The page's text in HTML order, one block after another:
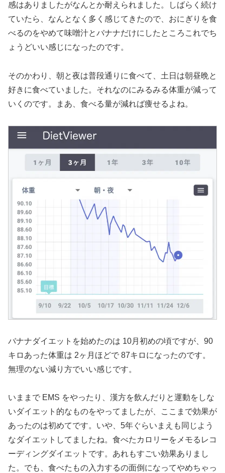
感はありましたがなんとか耐えられました。しばらく続け
ていたら、なんとなく多く感じてきたので、おにぎりを食
べるのをやめて味噌汁とバナナだけにしたところこれでち
ょうどいい感じになったのです。
そのかわり、朝と夜は普段通りに食べて、土日は朝昼晩と
好きに食べていました。それなのにみるみる体重が減って
いくのです。まあ、食べる量が減れば痩せるよね。
バナナダイエットを始めたのは 10月初めの頃ですが、90
キロあった体重は 2ヶ月ほどで 87キロになったのです。
無理のない減り方でいい感じです。
いままで EMS をやったり、漢方を飲んだりと運動をしな
いダイエット的なものをやってましたが、ここまで効果が
あったのは初めてです。いや、5年ぐらいまえも同じよう
なダイエットしてましたね。食べたカロリーをメモるレコ
ーディングダイエットです。あれもすごい効果ありまし
た。でも、食べたもの入力するの面倒になってやめちゃっ